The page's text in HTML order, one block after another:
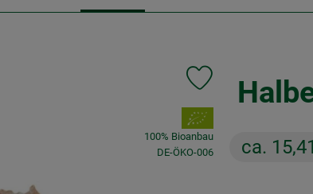
ca.
Produkt zu Favouriten
, Verband:
100% Bioanbau
, Kontrollstelle:
DE-ÖKO-006